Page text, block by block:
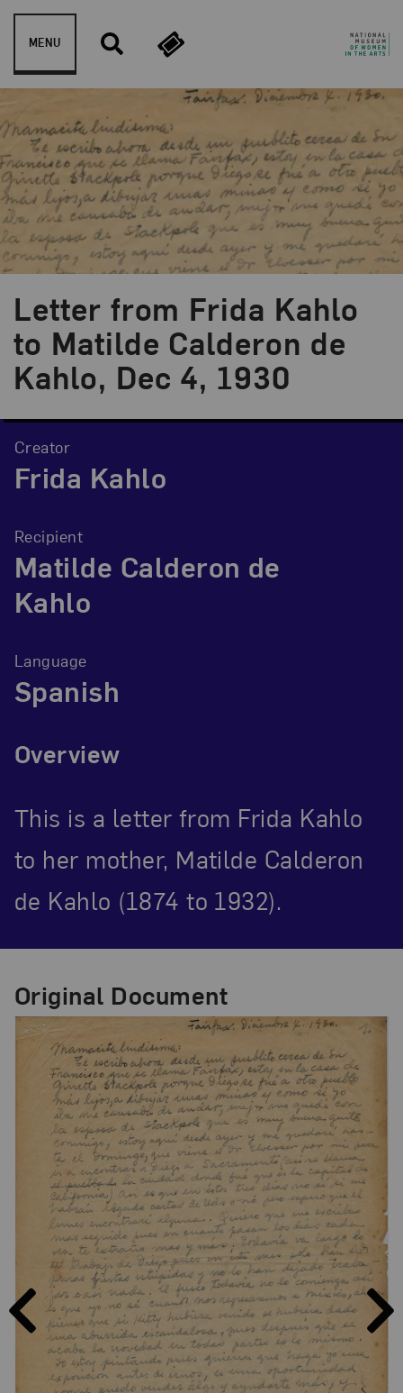
Skip to content
MENU
Letter from Frida Kahlo
to Matilde Calderon de
Kahlo, Dec 4, 1930
Creator
Frida Kahlo
Recipient
Matilde Calderon de
Kahlo
Language
Spanish
Overview
This is a letter from Frida Kahlo
to her mother, Matilde Calderon
de Kahlo (1874 to 1932).
Original Document
PREVIOUS
PAGE NEXTPAGE